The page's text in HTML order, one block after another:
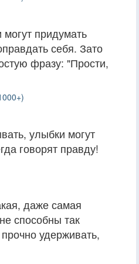
придумать
себя. Зато
фразу: "Прости,
улыбки могут
говорят правду!
даже самая
способны так
удерживать,